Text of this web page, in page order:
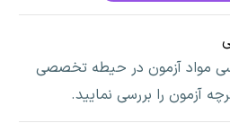
مواد آزمون در حیطه تخصصی
آزمون را بررسی نمایید.